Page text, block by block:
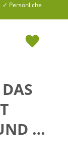
Persönliche
U
…